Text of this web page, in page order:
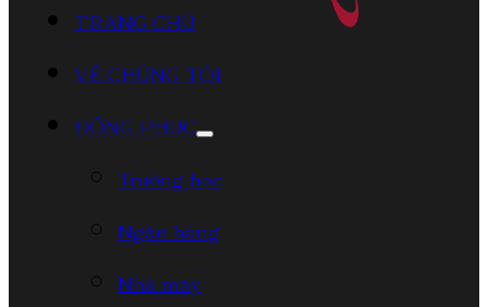
TRANG CHỦ
VỀ CHÚNG TÔI
ĐỒNG PHỤC
Trường học
Ngân hàng
Nhà máy